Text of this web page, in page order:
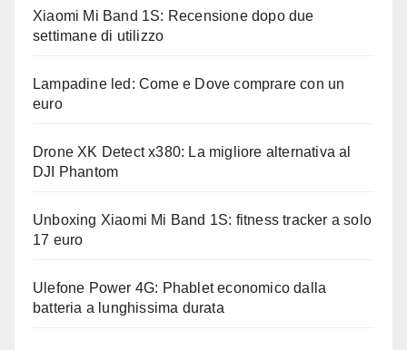
Xiaomi Mi Band 1S: Recensione dopo due
settimane di utilizzo
Lampadine led: Come e Dove comprare con un
euro
Drone XK Detect x380: La migliore alternativa al
DJI Phantom
Unboxing Xiaomi Mi Band 1S: fitness tracker a solo
17 euro
Ulefone Power 4G: Phablet economico dalla
batteria a lunghissima durata